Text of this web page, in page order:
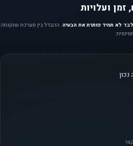
זמן ועלויות
לא תמיד פותרת את הבעיה. ההבדל בין מערכת שנקנתה